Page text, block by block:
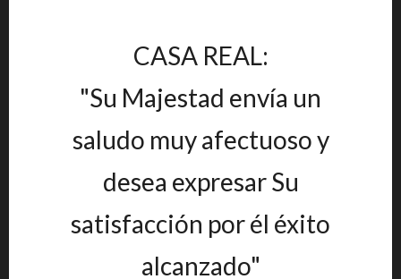
CASA REAL:
"Su Majestad envía un
saludo muy afectuoso y
desea expresar Su
satisfacción por él éxito
alcanzado"